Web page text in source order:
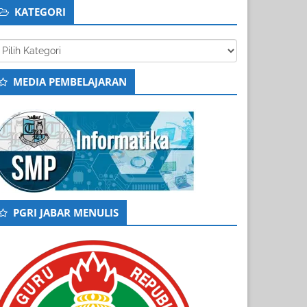
KATEGORI
MEDIA PEMBELAJARAN
PGRI JABAR MENULIS